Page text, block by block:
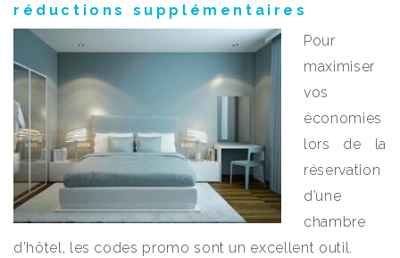
réductions supplémentaires
Pour
maximiser
vos
économies
lors de la
réservation
d’une
chambre
d’hôtel, les codes promo sont un excellent outil.